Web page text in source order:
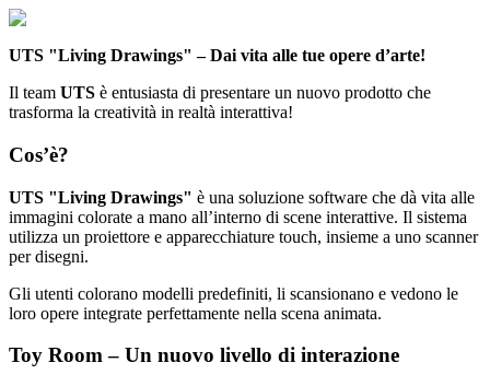
UTS "Living Drawings" – Dai vita alle tue opere d’arte!
Il team UTS è entusiasta di presentare un nuovo prodotto che
trasforma la creatività in realtà interattiva!
Cos’è?
UTS "Living Drawings" è una soluzione software che dà vita alle
immagini colorate a mano all’interno di scene interattive. Il sistema
utilizza un proiettore e apparecchiature touch, insieme a uno scanner
per disegni.
Gli utenti colorano modelli predefiniti, li scansionano e vedono le
loro opere integrate perfettamente nella scena animata.
Toy Room – Un nuovo livello di interazione